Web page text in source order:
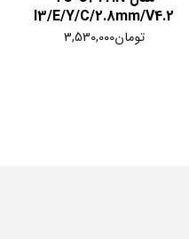
I3/E/Y/C/2.8mm/V4.2
تومان3,530,000